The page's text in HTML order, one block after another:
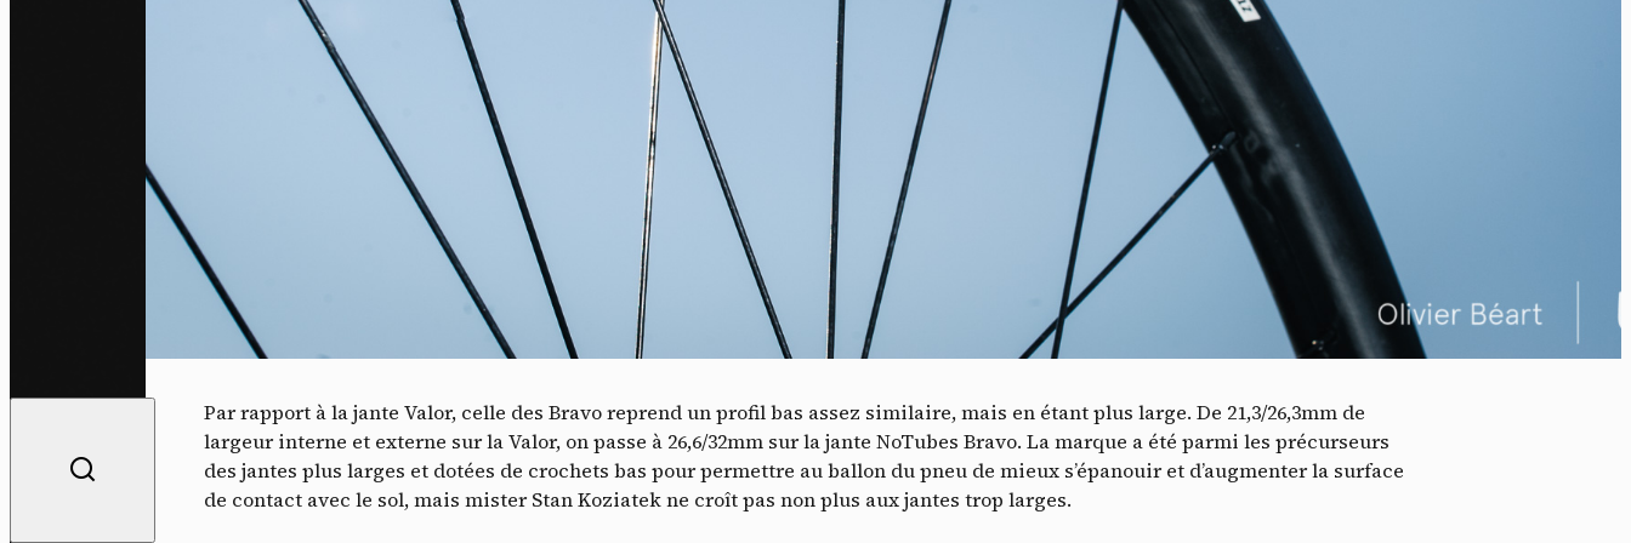
Par rapport à la jante Valor, celle des Bravo reprend un profil bas assez similaire, mais en étant plus large. De 21,3/26,3mm de
largeur interne et externe sur la Valor, on passe à 26,6/32mm sur la jante NoTubes Bravo. La marque a été parmi les précurseurs
des jantes plus larges et dotées de crochets bas pour permettre au ballon du pneu de mieux s’épanouir et d’augmenter la surface
de contact avec le sol, mais mister Stan Koziatek ne croît pas non plus aux jantes trop larges.